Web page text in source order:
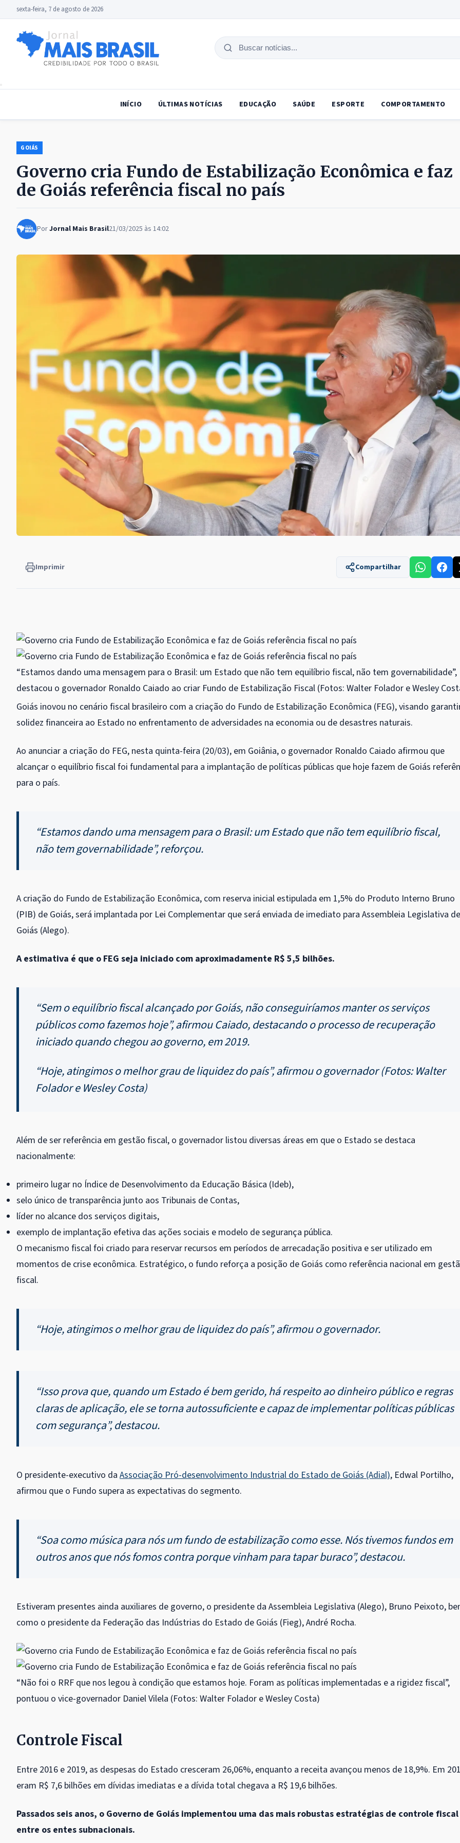
sexta-feira, 7 de agosto de 2026
Buscar
INÍCIO ÚLTIMAS NOTÍCIAS EDUCAÇÃO SAÚDE ESPORTE COMPORTAMENTO
GOIÁS
Governo cria Fundo de Estabilização Econômica e faz
de Goiás referência fiscal no país
PorJornal Mais Brasil21/03/2025 às 14:02
Imprimir Compartilhar
“Estamos dando uma mensagem para o Brasil: um Estado que não tem equilíbrio fiscal, não tem governabilidade”,
destacou o governador Ronaldo Caiado ao criar Fundo de Estabilização Fiscal (Fotos: Walter Folador e Wesley
Goiás inovou no cenário fiscal brasileiro com a criação do Fundo de Estabilização Econômica (FEG), visando
solidez financeira ao Estado no enfrentamento de adversidades na economia ou de desastres naturais.
Ao anunciar a criação do FEG, nesta quinta-feira (20/03), em Goiânia, o governador Ronaldo Caiado afirmou que
alcançar o equilíbrio fiscal foi fundamental para a implantação de políticas públicas que hoje fazem de Goiás
para o país.
“Estamos dando uma mensagem para o Brasil: um Estado que não tem equilíbrio fiscal,
não tem governabilidade”, reforçou.
A criação do Fundo de Estabilização Econômica, com reserva inicial estipulada em 1,5% do Produto Interno Bruno
(PIB) de Goiás, será implantada por Lei Complementar que será enviada de imediato para Assembleia Legislativa de
Goiás (Alego).
A estimativa é que o FEG seja iniciado com aproximadamente R$ 5,5 bilhões.
“Sem o equilíbrio fiscal alcançado por Goiás, não conseguiríamos manter os serviços
públicos como fazemos hoje”, afirmou Caiado, destacando o processo de recuperação
iniciado quando chegou ao governo, em 2019.
“Hoje, atingimos o melhor grau de liquidez do país”, afirmou o governador (Fotos: Walter
Folador e Wesley Costa)
Além de ser referência em gestão fiscal, o governador listou diversas áreas em que o Estado se destaca
nacionalmente:
primeiro lugar no Índice de Desenvolvimento da Educação Básica (Ideb),
selo único de transparência junto aos Tribunais de Contas,
líder no alcance dos serviços digitais,
exemplo de implantação efetiva das ações sociais e modelo de segurança pública.
O mecanismo fiscal foi criado para reservar recursos em períodos de arrecadação positiva e ser utilizado em
momentos de crise econômica. Estratégico, o fundo reforça a posição de Goiás como referência nacional em
fiscal.
“Hoje, atingimos o melhor grau de liquidez do país”, afirmou o governador.
“Isso prova que, quando um Estado é bem gerido, há respeito ao dinheiro público e regras
claras de aplicação, ele se torna autossuficiente e capaz de implementar políticas públicas
com segurança”, destacou.
O presidente-executivo da Associação Pró-desenvolvimento Industrial do Estado de Goiás (Adial), Edwal Portilho,
afirmou que o Fundo supera as expectativas do segmento.
“Soa como música para nós um fundo de estabilização como esse. Nós tivemos fundos em
outros anos que nós fomos contra porque vinham para tapar buraco”, destacou.
Estiveram presentes ainda auxiliares de governo, o presidente da Assembleia Legislativa (Alego), Bruno Peixoto,
como o presidente da Federação das Indústrias do Estado de Goiás (Fieg), André Rocha.
“Não foi o RRF que nos legou à condição que estamos hoje. Foram as políticas implementadas e a rigidez fiscal”,
pontuou o vice-governador Daniel Vilela (Fotos: Walter Folador e Wesley Costa)
Controle Fiscal
Entre 2016 e 2019, as despesas do Estado cresceram 26,06%, enquanto a receita avançou menos de 18,9%. Em
eram R$ 7,6 bilhões em dívidas imediatas e a dívida total chegava a R$ 19,6 bilhões.
Passados seis anos, o Governo de Goiás implementou uma das mais robustas estratégias de controle fiscal
entre os entes subnacionais.